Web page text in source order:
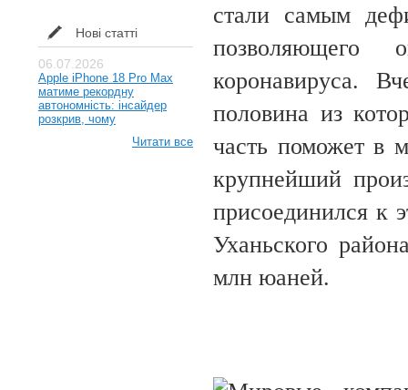
Нові статті
06.07.2026
Apple iPhone 18 Pro Max
матиме рекордну
автономність: інсайдер
розкрив, чому
Читати все
стали самым
позволяющего
коронавируса.
половина из
часть поможет в
крупнейший
присоединился к
Уханьского
млн юаней.